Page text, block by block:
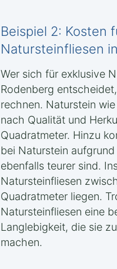
Beispiel 2: Kosten
Natursteinfliesen
Wer sich für exklusive
Rodenberg
rechnen. Naturstein
nach Qualität und
Quadratmeter. Hinzu
bei Naturstein
ebenfalls teurer sind.
Natursteinfliesen
Quadratmeter liegen.
Natursteinfliesen eine
Langlebigkeit, die sie
machen.